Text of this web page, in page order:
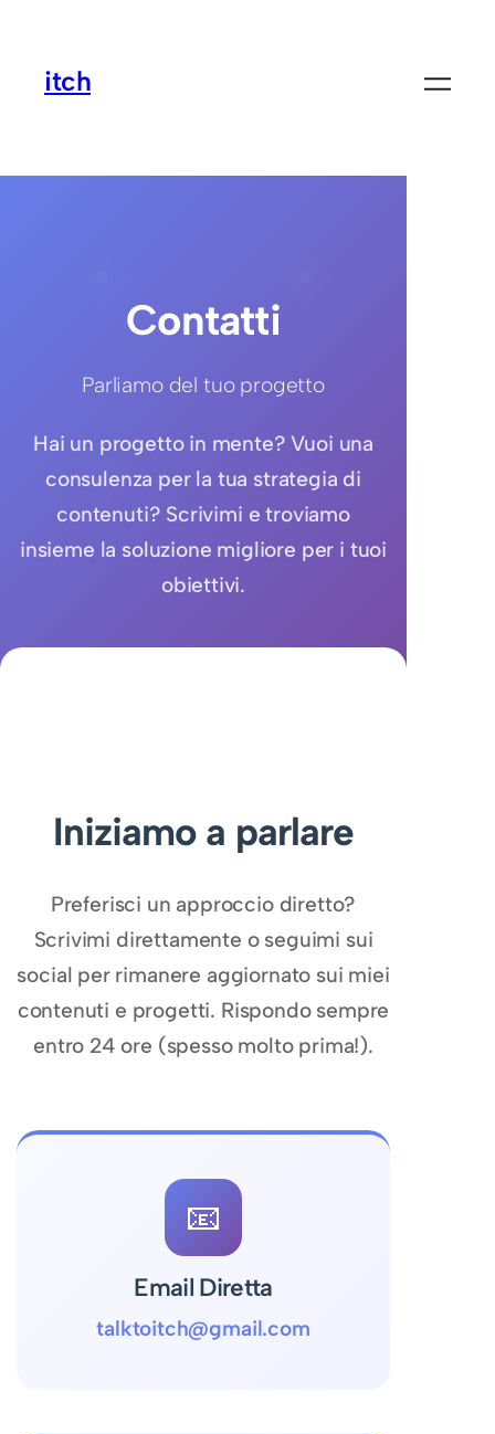
itch
Contatti
Parliamo del tuo progetto
Hai un progetto in mente? Vuoi una
consulenza per la tua strategia di
contenuti? Scrivimi e troviamo
insieme la soluzione migliore per i tuoi
obiettivi.
Iniziamo a parlare
Preferisci un approccio diretto?
Scrivimi direttamente o seguimi sui
social per rimanere aggiornato sui miei
contenuti e progetti. Rispondo sempre
entro 24 ore (spesso molto prima!).
📧
Email Diretta
talktoitch@gmail.com